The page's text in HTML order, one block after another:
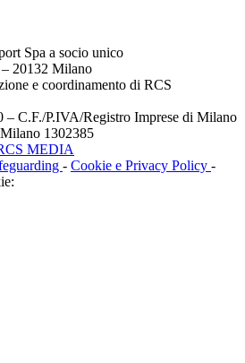
Spa a socio unico
20132 Milano
e coordinamento di RCS
– C.F./P.IVA/Registro Imprese di Milano
1302385
MEDIA
- Cookie e Privacy Policy -